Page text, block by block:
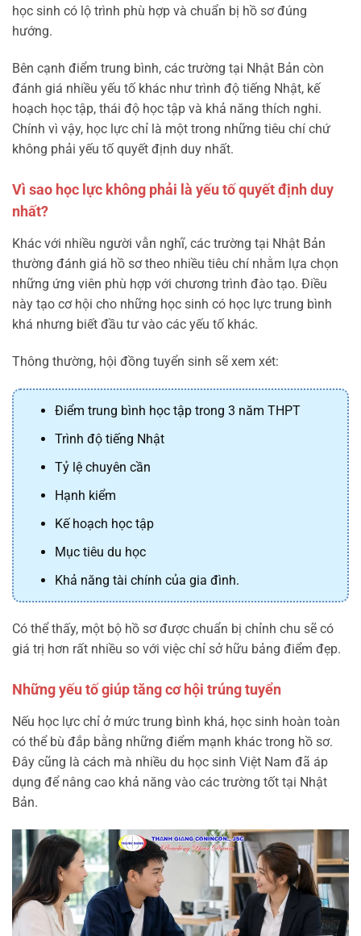
học sinh có lộ trình phù hợp và chuẩn bị hồ sơ đúng
hướng.
Bên cạnh điểm trung bình, các trường tại Nhật Bản còn
đánh giá nhiều yếu tố khác như trình độ tiếng Nhật, kế
hoạch học tập, thái độ học tập và khả năng thích nghi.
Chính vì vậy, học lực chỉ là một trong những tiêu chí chứ
không phải yếu tố quyết định duy nhất.
Vì sao học lực không phải là yếu tố quyết định duy
nhất?
Khác với nhiều người vẫn nghĩ, các trường tại Nhật Bản
thường đánh giá hồ sơ theo nhiều tiêu chí nhằm lựa chọn
những ứng viên phù hợp với chương trình đào tạo. Điều
này tạo cơ hội cho những học sinh có học lực trung bình
khá nhưng biết đầu tư vào các yếu tố khác.
Thông thường, hội đồng tuyển sinh sẽ xem xét:
Điểm trung bình học tập trong 3 năm THPT
Trình độ tiếng Nhật
Tỷ lệ chuyên cần
Hạnh kiểm
Kế hoạch học tập
Mục tiêu du học
Khả năng tài chính của gia đình.
Có thể thấy, một bộ hồ sơ được chuẩn bị chỉnh chu sẽ có
giá trị hơn rất nhiều so với việc chỉ sở hữu bảng điểm đẹp.
Những yếu tố giúp tăng cơ hội trúng tuyển
Nếu học lực chỉ ở mức trung bình khá, học sinh hoàn toàn
có thể bù đắp bằng những điểm mạnh khác trong hồ sơ.
Đây cũng là cách mà nhiều du học sinh Việt Nam đã áp
dụng để nâng cao khả năng vào các trường tốt tại Nhật
Bản.